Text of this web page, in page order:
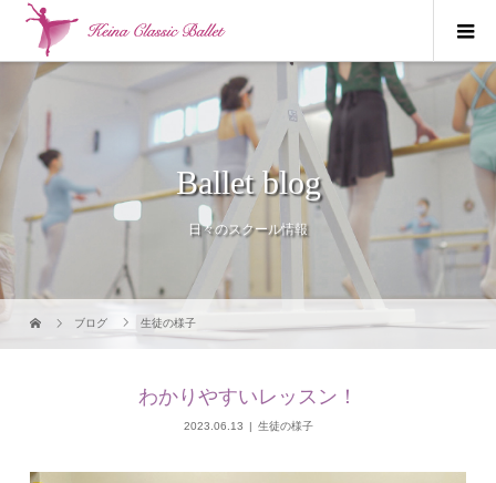
Ballet blog
日々のスクール情報
ブログ 生徒の様子
わかりやすいレッスン！
2023.06.13 生徒の様子